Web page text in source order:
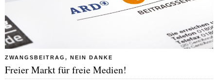
ZWANGSBEITRAG, NEIN DANKE
Freier Markt für freie Medien!